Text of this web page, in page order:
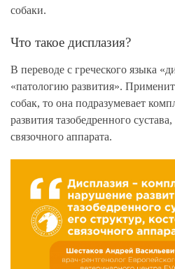
собаки.
Что такое дисплазия?
В переводе с греческого языка
«патологию развития».
собак, то она подразумевает
развития тазобедренного
связочного аппарата.